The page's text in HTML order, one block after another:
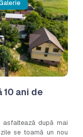
10 ani de
după mai
se toarnă un nou